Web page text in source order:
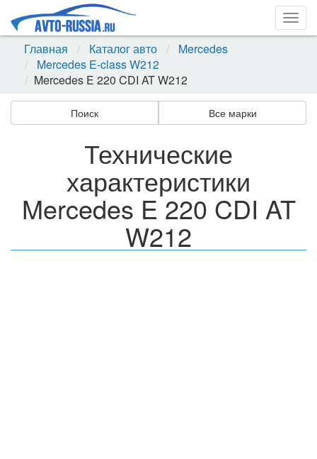
Главная
Каталог авто
Mercedes
Mercedes E-class W212
Mercedes E 220 CDI AT W212
Поиск Все марки
Технические
характеристики
Mercedes E 220 CDI AT
W212